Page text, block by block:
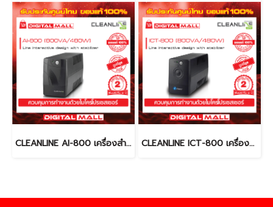
CLEANLINE AI-800 เครื่องสำรองไฟ (UPS) CLEANLINE ICT-800 เครื่องสำรองไฟ (UPS)